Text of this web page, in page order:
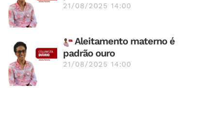
21/08/2025 14:00
Aleitamento materno é
padrão ouro
21/08/2025 14:00